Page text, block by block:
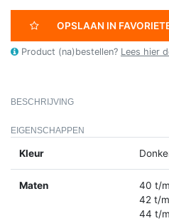
OPSLAAN IN
Product (na)bestellen? Lees hier
BESCHRIJVING
EIGENSCHAPPEN
Kleur
Maten
40 t/
42 t/
44 t/